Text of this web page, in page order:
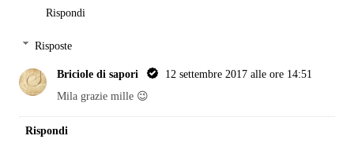
Rispondi
Risposte
Briciole di sapori
12 settembre 2017 alle ore 14:51
Mila grazie mille 😉
Rispondi